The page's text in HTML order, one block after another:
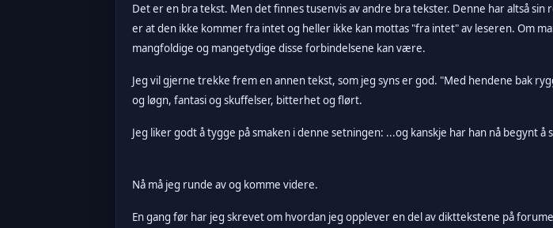
Det er en bra tekst. Men det finnes tusenvis av andre bra tekster. Denne har altså
er at den ikke kommer fra intet og heller ikke kan mottas "fra intet" av leseren. Om
mangfoldige og mangetydige disse forbindelsene kan være.
Jeg vil gjerne trekke frem en annen tekst, som jeg syns er god. "Med hendene bak
og løgn, fantasi og skuffelser, bitterhet og flørt.
Jeg liker godt å tygge på smaken i denne setningen: ...og kanskje har han nå begynt å
Nå må jeg runde av og komme videre.
En gang før har jeg skrevet om hvordan jeg opplever en del av dikttekstene på